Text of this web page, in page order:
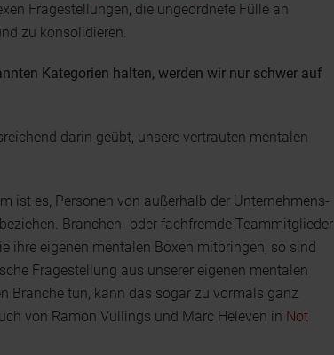
Fragestellungen, die ungeordnete Fülle an
zu konsolidieren.
Kategorien halten, werden wir nur schwer auf
darin geübt, unsere vertrauten mentalen
ist es, Personen von außerhalb der Unternehmens-
Branchen- oder fachfremde Teammitglieder
ihre eigenen mentalen Boxen mitbringen, so sind
Fragestellung aus unserer eigenen mentalen
Branche tun, kann das sogar zu vormals ganz
von Ramon Vullings und Marc Heleven in Not